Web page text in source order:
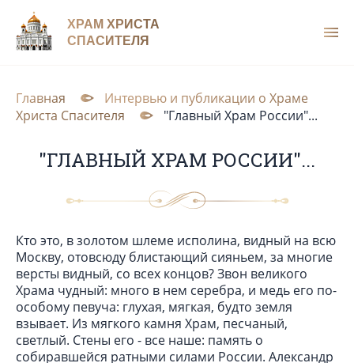
ХРАМ ХРИСТА
СПАСИТЕЛЯ
Главная
Интервью и публикации о Храме
Христа Спасителя
"Главный Храм России"...
"ГЛАВНЫЙ ХРАМ РОССИИ"...
Кто это, в золотом шлеме исполина, видный на всю
Москву, отовсюду блистающий сияньем, за многие
версты видный, со всех концов? Звон великого
Храма чудный: много в нем серебра, и медь его по-
особому певуча: глухая, мягкая, будто земля
взывает. Из мягкого камня Храм, песчаный,
светлый. Стены его - все наше: память о
собиравшейся ратными силами России. Александр